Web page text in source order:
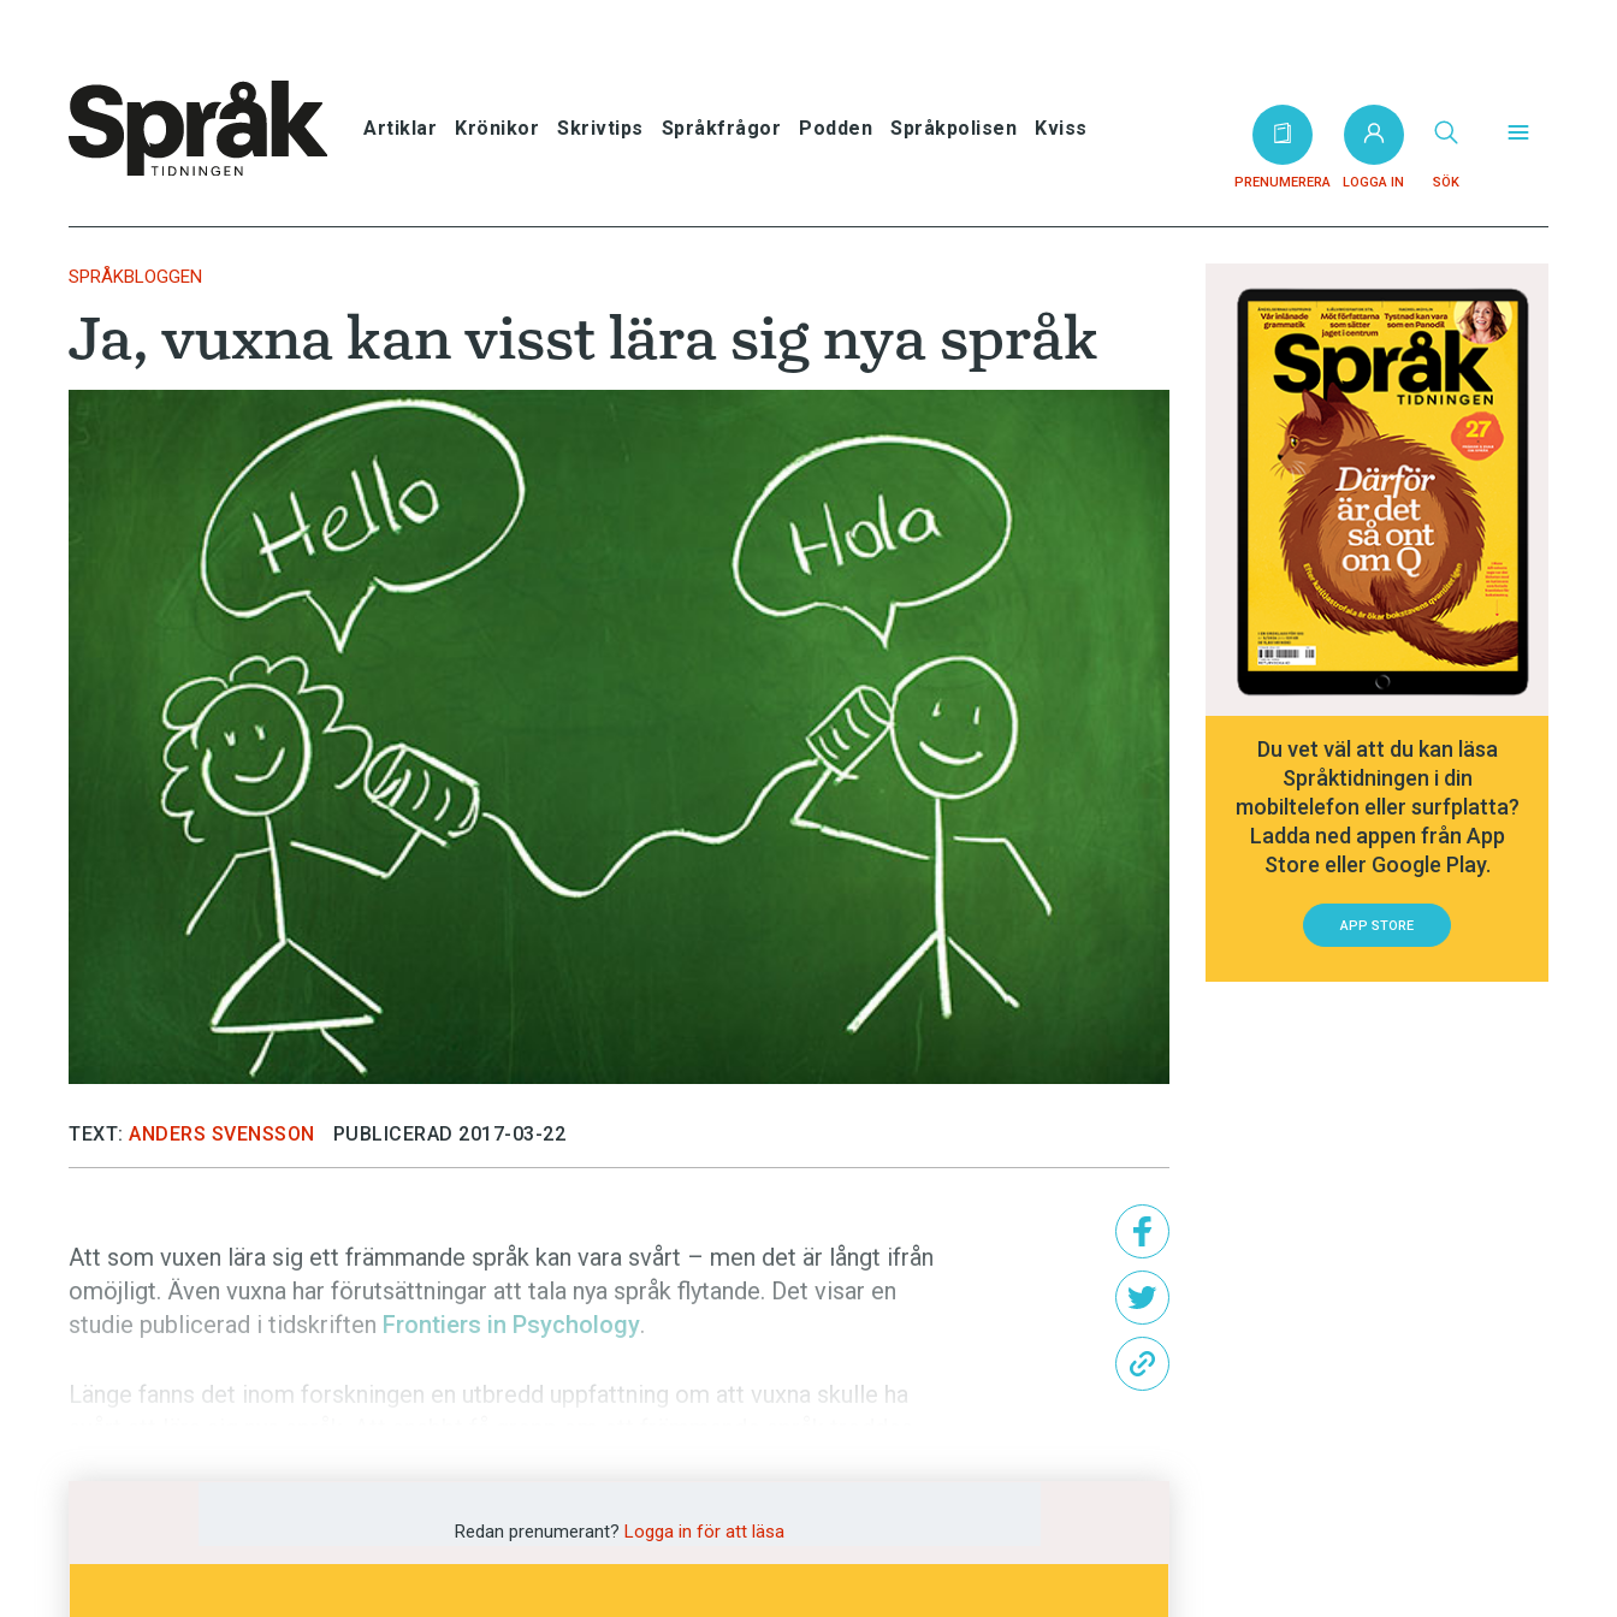
Artiklar Krönikor Skrivtips Språkfrågor Podden Språkpolisen Kviss
PRENUMERERA LOGGA IN SÖK
Krönikor
Språkfrågor
Skrivtips
Bokrecensioner
Kviss
Föreslå nyord
Annonsera
SPRÅKBLOGGEN
Ja, vuxna kan visst lära sig nya språk
TEXT: ANDERS SVENSSON PUBLICERAD 2017-03-22
Att som vuxen lära sig ett främmande språk kan vara svårt – men det är långt ifrån
omöjligt. Även vuxna har förutsättningar att tala nya språk flytande. Det visar en
studie publicerad i tidskriften Frontiers in Psychology.
Länge fanns det inom forskningen en utbredd uppfattning om att vuxna skulle ha
Tvärtom kan även vuxna tala nya språk flytande. Det fastslår forskare i psykologi och
Redan prenumerant? Logga in för att läsa
Du vet väl att du kan läsa
Språktidningen i din
mobiltelefon eller surfplatta?
Ladda ned appen från App
Store eller Google Play.
APP STORE